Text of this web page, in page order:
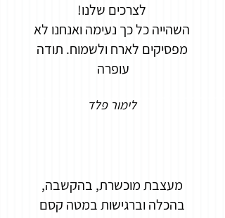
לצרכים שלנו!
השהייה כל כך נעימה ואנחנו לא
מפסיקים לארח ולשמוח. תודה
עופרה
לימור פלד
מעצבת מוכשרת, בהקשבה,
בהכלה וברגישות במטה קסם